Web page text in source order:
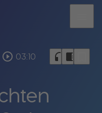
play_circle_outline 03:10 headphones chrome_reader_mode